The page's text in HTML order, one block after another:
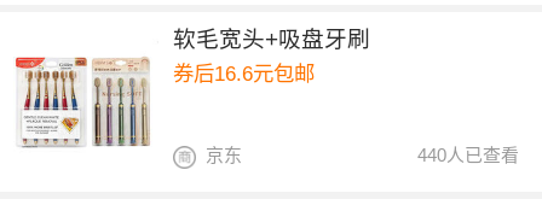
软毛宽头+吸盘牙刷
券后16.6元包邮
440人已查看
京东